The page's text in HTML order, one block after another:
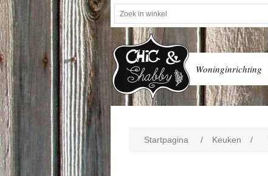
Woninginrichting
Startpagina / Keuken /